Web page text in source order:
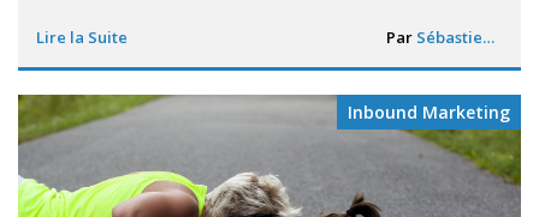
Lire la Suite Par Sébastien Davin
Inbound Marketing